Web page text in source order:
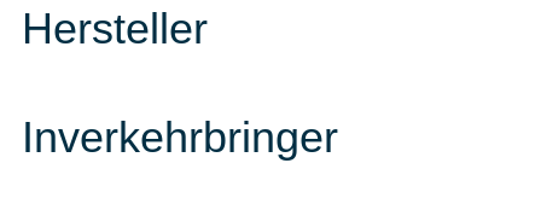
Hersteller
Inverkehrbringer